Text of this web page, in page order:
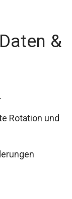
&
Rotation und